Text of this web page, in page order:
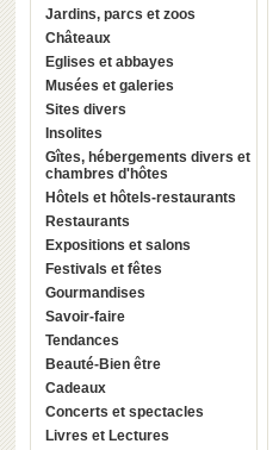
Jardins, parcs et zoos
Châteaux
Eglises et abbayes
Musées et galeries
Sites divers
Insolites
Gîtes, hébergements divers et
chambres d'hôtes
Hôtels et hôtels-restaurants
Restaurants
Expositions et salons
Festivals et fêtes
Gourmandises
Savoir-faire
Tendances
Beauté-Bien être
Cadeaux
Concerts et spectacles
Livres et Lectures